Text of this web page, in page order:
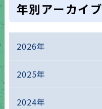
年別アーカイブ
2026年
2025年
2024年